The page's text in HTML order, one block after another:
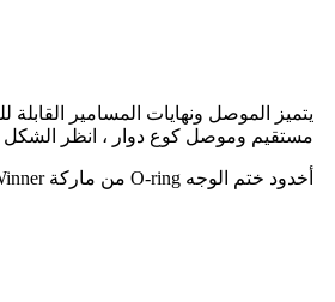
يتميز الموصل ونهايات المسامير
مستقيم وموصل كوع دوار ، انظر الشكل
أخدود ختم الوجه O-ring من ماركة Winner هو النمط A من ISO 8434-3 انظر الشكل أدناه ، هذا الأخدود يوفر احتفاظًا محسّنًا للحلقة O ، لن تسقط الحلقة O من الأخدود عند قلب الموصلات رأسًا على عقب.